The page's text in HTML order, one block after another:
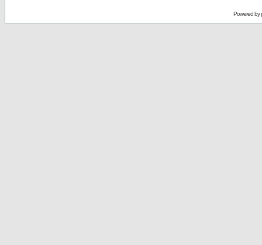
Powered by